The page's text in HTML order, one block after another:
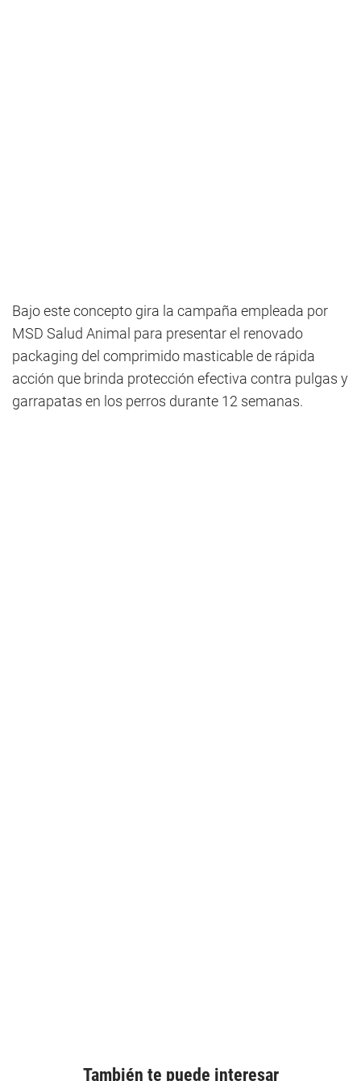
Bajo este concepto gira la campaña empleada por
MSD Salud Animal para presentar el renovado
packaging del comprimido masticable de rápida
acción que brinda protección efectiva contra pulgas y
garrapatas en los perros durante 12 semanas.
También te puede interesar